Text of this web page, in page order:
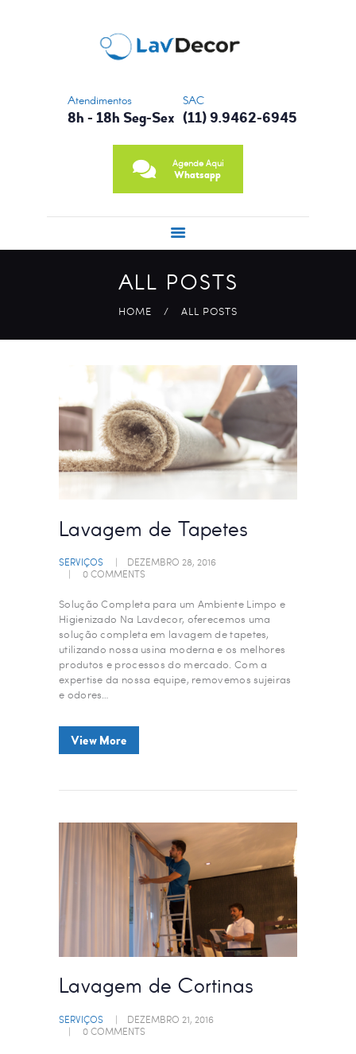
Atendimentos
8h - 18h Seg-Sex
SAC
(11) 9.9462-6945
Agende Aqui
Whatsapp
ALL POSTS
HOME ALL POSTS
NOSSA HISTÓRIA
SERVIÇOS
Lavagem de Tapetes
SERVIÇOS
DEZEMBRO 28, 2016
0COMMENTS
Solução Completa para um Ambiente Limpo e
Higienizado Na Lavdecor, oferecemos uma
solução completa em lavagem de tapetes,
utilizando nossa usina moderna e os melhores
produtos e processos do mercado. Com a
expertise da nossa equipe, removemos sujeiras
e odores…
View More
Lavagem de Cortinas
SERVIÇOS
DEZEMBRO 21, 2016
0COMMENTS